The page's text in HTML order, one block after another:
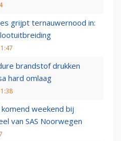
grijpt ternauwernood in:
brandstof drukken
hard omlaag
weekend bij
van SAS Noorwegen